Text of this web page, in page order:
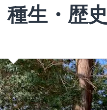
種生・歴